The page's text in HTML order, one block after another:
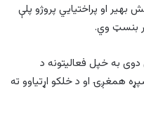
بهیر او پراختیایي پروژو پلې
بنسټ وي.
دوی به خپل فعالیتونه د
همغږۍ او د خلکو اړتیاوو ته